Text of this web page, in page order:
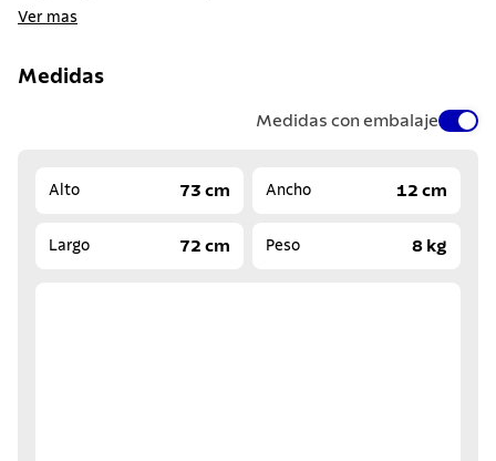
Ver mas
Medidas
Medidas con embalaje
Alto 73 cm Ancho 12 cm
Largo 72 cm Peso 8 kg